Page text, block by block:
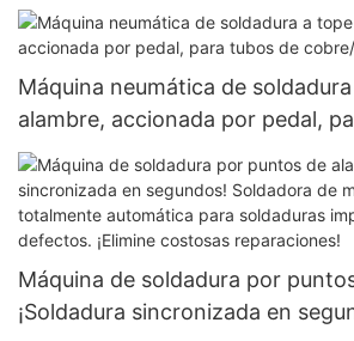
contenido de carbono
Máquina neumática de
alambre, accionada por pedal,
cobre/aluminio/hierro
Máquina de soldadura por
¡Soldadura sincronizada en